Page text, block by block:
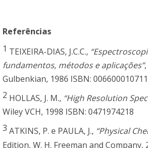
Referências
1 TEIXEIRA-DIAS, J.C.C.,
fundamentos, métodos e aplicações”
Gulbenkian, 1986 ISBN:
2 HOLLAS, J. M., “High Resolution
Wiley VCH, 1998 ISBN: 0471974218
3 ATKINS, P. e PAULA, J., “Physical
Edition, W. H. Freeman and Company,